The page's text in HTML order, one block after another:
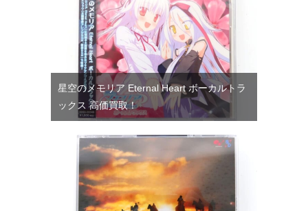
星空のメモリア Eternal Heart ボーカルトラ
ックス 高価買取！